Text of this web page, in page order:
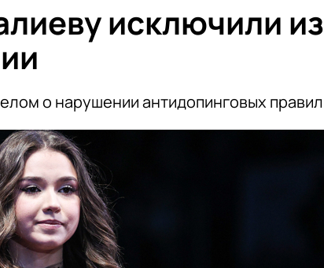
исключили из
о нарушении антидопинговых правил